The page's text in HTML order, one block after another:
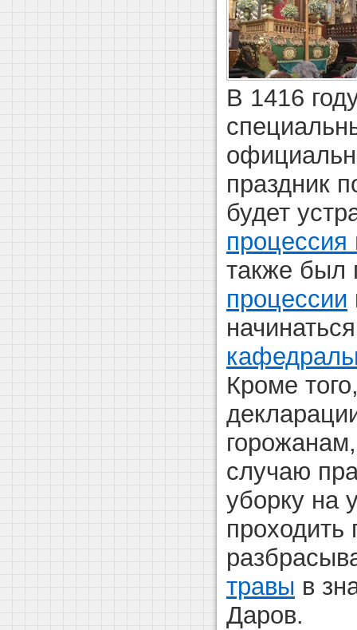
В 1416
праздник
будет
процессия
также был
процессии
Кроме
случаю
уборку на
проходить
травы в
Даров.